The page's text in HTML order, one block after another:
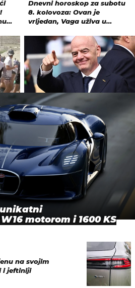
motorom i 1600 KS
na svojim
i jeftiniji